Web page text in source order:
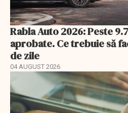
Rabla Auto 2026: Peste
aprobate. Ce trebuie să
de zile
04 AUGUST 2026